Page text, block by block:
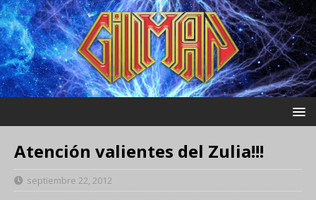
Atención valientes del Zulia!!!
septiembre 22, 2012